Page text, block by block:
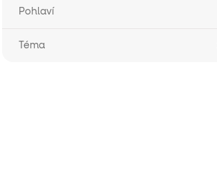
Pohlaví
Téma